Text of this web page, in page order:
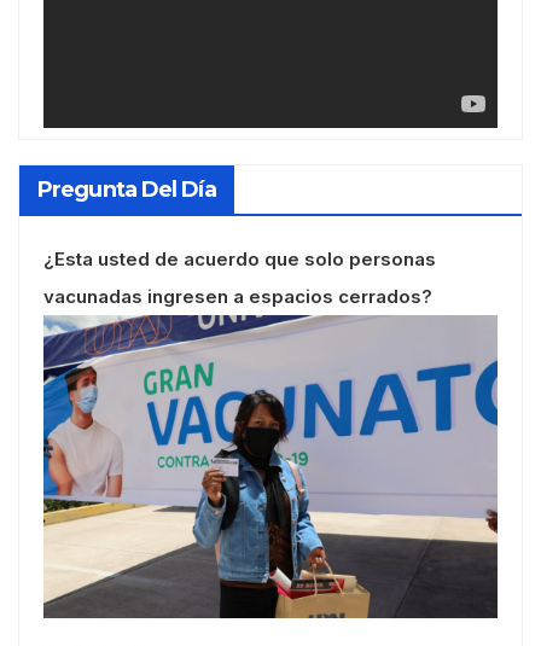
Pregunta Del Día
¿Esta usted de acuerdo que solo personas
vacunadas ingresen a espacios cerrados?